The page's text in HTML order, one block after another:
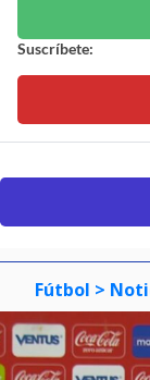
Suscríbete:
Fútbol >